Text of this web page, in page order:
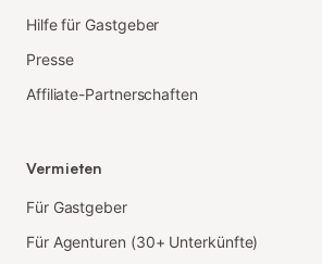
Hilfe für Gastgeber
Presse
Affiliate-Partnerschaften
Vermieten
Für Gastgeber
Für Agenturen (30+ Unterkünfte)